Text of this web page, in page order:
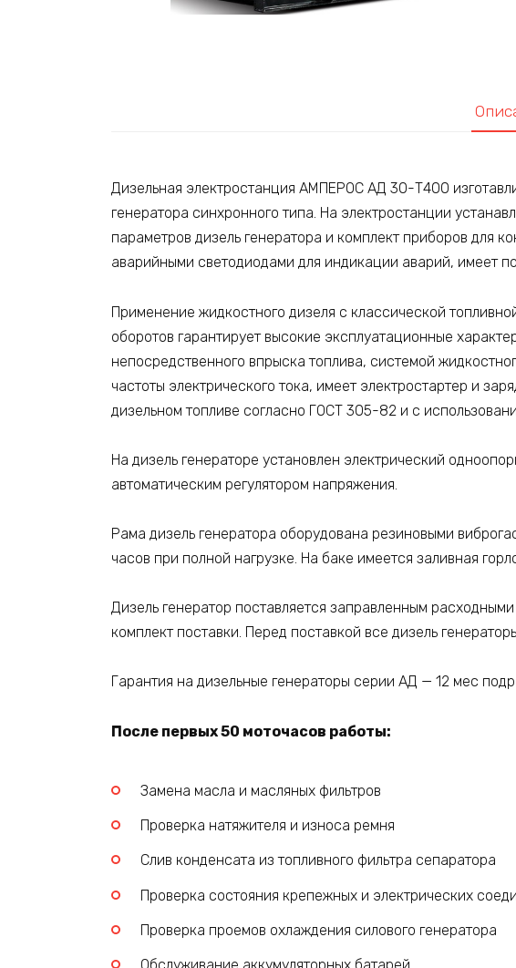
Дизельная электростанция АМПЕРОС АД 30-Т400
генератора синхронного типа. На электростанции
параметров дизель генератора и комплект приборов для
аварийными светодиодами для индикации аварий, имеет
Применение жидкостного дизеля с классической
оборотов гарантирует высокие эксплуатационные
непосредственного впрыска топлива, системой
частоты электрического тока, имеет электростартер и
дизельном топливе согласно ГОСТ 305-82 и с
На дизель генераторе установлен электрический
автоматическим регулятором напряжения.
Рама дизель генератора оборудована резиновыми
часов при полной нагрузке. На баке имеется заливная
Дизель генератор поставляется заправленным
комплект поставки. Перед поставкой все дизель
Гарантия на дизельные генераторы серии АД — 12 мес
После первых 50 моточасов работы:
Замена масла и масляных фильтров
Проверка натяжителя и износа ремня
Слив конденсата из топливного фильтра сепаратора
Проверка состояния крепежных и электрических
Проверка проемов охлаждения силового генератора